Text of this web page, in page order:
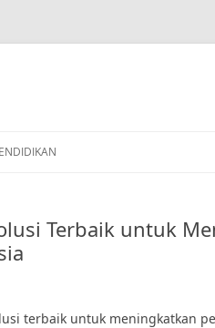
Terbaik untuk
terbaik untuk meningkatkan